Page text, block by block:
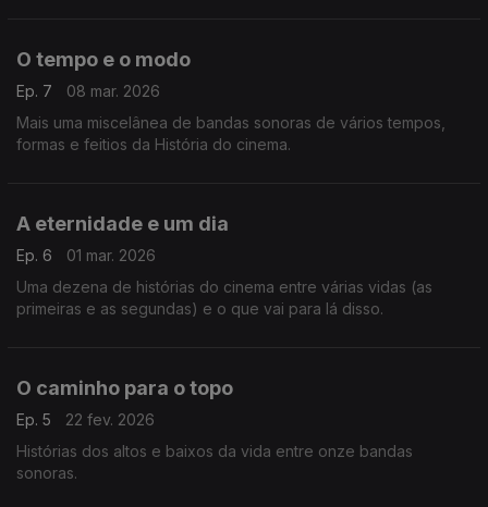
O tempo e o modo
Ep. 7
08 mar. 2026
Mais uma miscelânea de bandas sonoras de vários tempos,
formas e feitios da História do cinema.
A eternidade e um dia
Ep. 6
01 mar. 2026
Uma dezena de histórias do cinema entre várias vidas (as
primeiras e as segundas) e o que vai para lá disso.
O caminho para o topo
Ep. 5
22 fev. 2026
Histórias dos altos e baixos da vida entre onze bandas
sonoras.